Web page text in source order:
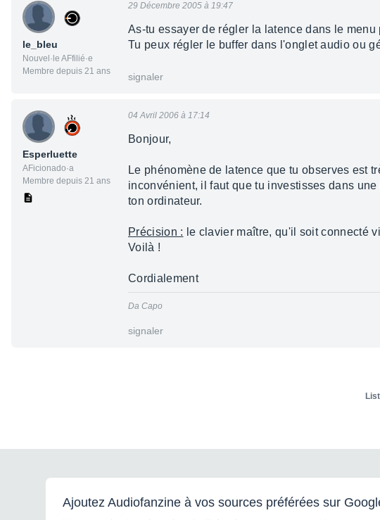
le_bleu
Nouvel·le AFfilié·e
Membre depuis 21 ans
29 Décembre 2005 à 19:47
As-tu essayer de régler la latence dans le menu
Tu peux régler le buffer dans l'onglet audio ou
signaler
Esperluette
AFicionado·a
Membre depuis 21 ans
04 Avril 2006 à 17:14
Bonjour,
Le phénomène de latence que tu observes est
inconvénient, il faut que tu investisses dans
ton ordinateur.
Précision : le clavier maître, qu'il soit connecté
Voilà !
Cordialement
Da Capo
signaler
Ajoutez Audiofanzine à vos sources préférées sur